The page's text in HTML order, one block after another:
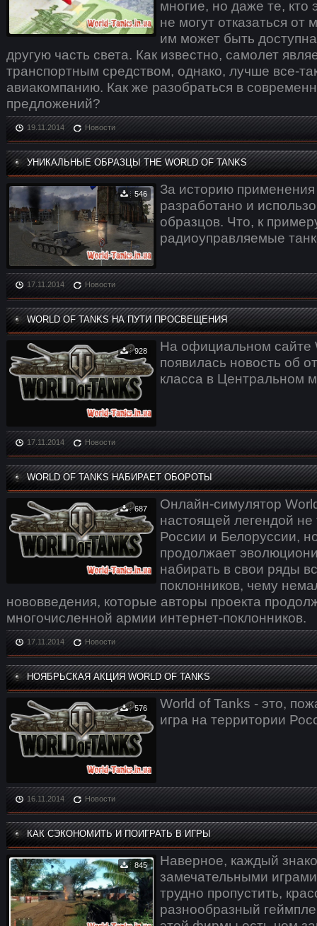
многие, но даже те, кто
не могут отказаться
им может быть
другую часть света. Как известно, самолет
транспортным средством, однако, лучше все-
авиакомпанию. Как же разобраться в
предложений?
19.11.2014 Новости
УНИКАЛЬНЫЕ ОБРАЗЦЫ THE WORLD OF TANKS
546
За историю
разработано и
образцов. Что, к
радиоуправляемые
17.11.2014 Новости
WORLD OF TANKS НА ПУТИ ПРОСВЕЩЕНИЯ
928
На официальном сайте
появилась новость об
класса в Центральном
17.11.2014 Новости
WORLD OF TANKS НАБИРАЕТ ОБОРОТЫ
687
Онлайн-симулятор
настоящей легендой не
России и Белоруссии,
продолжает
набирать в свои ряды
поклонников, чему
нововведения, которые авторы проекта
многочисленной армии интернет-поклонников.
17.11.2014 Новости
НОЯБРЬСКАЯ АКЦИЯ WORLD OF TANKS
576
World of Tanks - это,
игра на территории
16.11.2014 Новости
КАК СЭКОНОМИТЬ И ПОИГРАТЬ В ИГРЫ
845
Наверное, каждый
замечательными
трудно пропустить,
разнообразный